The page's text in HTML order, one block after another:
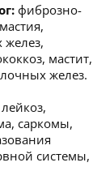
фиброзно-
желез,
мастит,
желез.
лейкоз,
саркомы,
системы,